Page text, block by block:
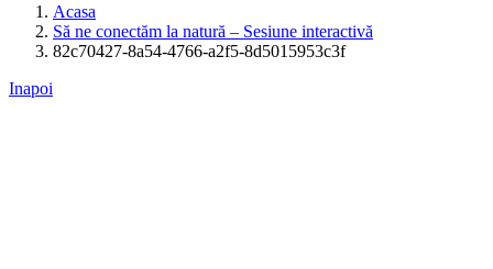
Acasa
Să ne conectăm la natură – Sesiune interactivă
82c70427-8a54-4766-a2f5-8d5015953c3f
Inapoi